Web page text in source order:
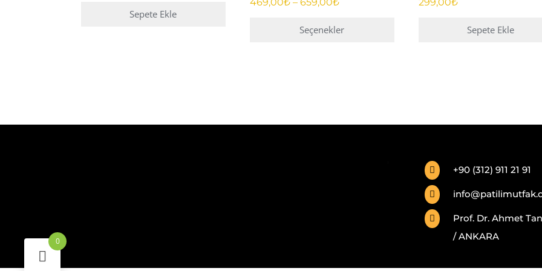
Sepete Ekle
Seçenekler
var.
Sepete Ekle
 +90 (312) 911 21 91


Prof. Dr. Ahmet
/ ANKARA
0